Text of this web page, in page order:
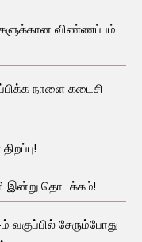
விண்ணப்பம்
நாளை கடைசி
இன்று தொடக்கம்!
வகுப்பில் சேரும்போது